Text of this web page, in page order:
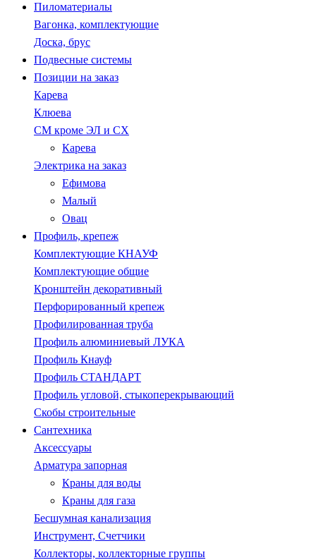
Пиломатериалы
Вагонка, комплектующие
Доска, брус
Подвесные системы
Позиции на заказ
Карева
Клюева
СМ кроме ЭЛ и СХ
Карева
Электрика на заказ
Ефимова
Малый
Овац
Профиль, крепеж
Комплектующие КНАУФ
Комплектующие общие
Кронштейн декоративный
Перфорированный крепеж
Профилированная труба
Профиль алюминиевый ЛУКА
Профиль Кнауф
Профиль СТАНДАРТ
Профиль угловой, стыкоперекрывающий
Скобы строительные
Сантехника
Аксессуары
Арматура запорная
Краны для воды
Краны для газа
Бесшумная канализация
Инструмент, Счетчики
Коллекторы, коллекторные группы